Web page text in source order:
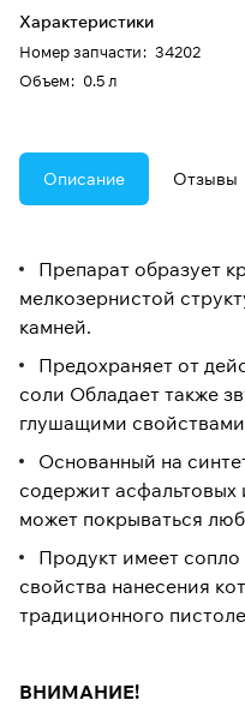
Характеристики
Номер запчасти: 34202
Oбъем: 0.5 л
Описание Отзывы
Препарат образует
мелкозернистой
камней.
Предохраняет от
соли Обладает также
глушащими
Основанный на
содержит
может покрываться
Продукт имеет
свойства нанесения
традиционного
ВНИМАНИЕ!